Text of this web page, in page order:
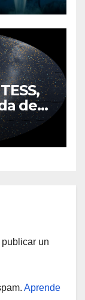
de
publicar un
Aprende